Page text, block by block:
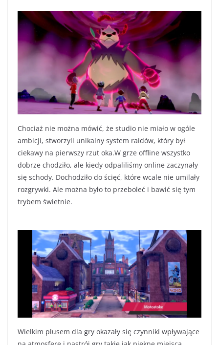
Chociaż nie można mówić, że studio nie miało w ogóle
ambicji, stworzyli unikalny system raidów, który był
ciekawy na pierwszy rzut oka.W grze offline wszystko
dobrze chodziło, ale kiedy odpaliliśmy online zaczynały
się schody. Dochodziło do ścięć, które wcale nie umilały
rozgrywki. Ale można było to przeboleć i bawić się tym
trybem świetnie.
Wielkim plusem dla gry okazały się czynniki wpływające